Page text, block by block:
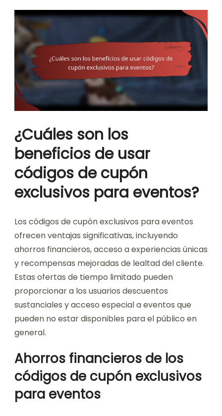
¿Cuáles son los
beneficios de usar
códigos de cupón
exclusivos para eventos?
Los códigos de cupón exclusivos para eventos
ofrecen ventajas significativas, incluyendo
ahorros financieros, acceso a experiencias únicas
y recompensas mejoradas de lealtad del cliente.
Estas ofertas de tiempo limitado pueden
proporcionar a los usuarios descuentos
sustanciales y acceso especial a eventos que
pueden no estar disponibles para el público en
general.
Ahorros financieros de los
códigos de cupón exclusivos
para eventos